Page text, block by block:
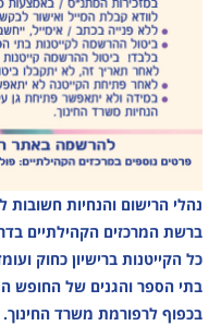
נהלי הרישום והנחיות חשובות
ברשת המרכזים הקהילתיים
כל הקייטנות ברישיון כחוק
בתי הספר והגנים של החופש
בכפוף לרפורמת משרד החינוך.